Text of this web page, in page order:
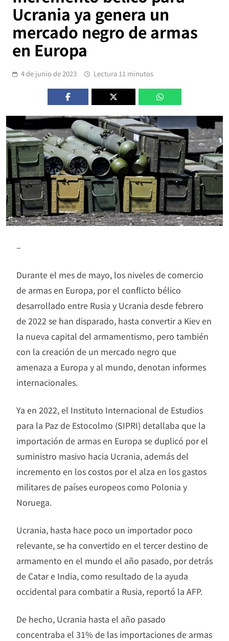
Ucrania ya genera un
mercado negro de armas
en Europa
4 de junio de 2023 Lectura 11 minutos
–
Durante el mes de mayo, los niveles de comercio
de armas en Europa, por el conflicto bélico
desarrollado entre Rusia y Ucrania desde febrero
de 2022 se han disparado, hasta convertir a Kiev en
la nueva capital del armamentismo, pero también
con la creación de un mercado negro que
amenaza a Europa y al mundo, denotan informes
internacionales.
Ya en 2022, el Instituto Internacional de Estudios
para la Paz de Estocolmo (SIPRI) detallaba que la
importación de armas en Europa se duplicó por el
suministro masivo hacia Ucrania, además del
incremento en los costos por el alza en los gastos
militares de países europeos como Polonia y
Noruega.
Ucrania, hasta hace poco un importador poco
relevante, se ha convertido en el tercer destino de
armamento en el mundo el año pasado, por detrás
de Catar e India, como resultado de la ayuda
occidental para combatir a Rusia, reportó la AFP.
De hecho, Ucrania hasta el año pasado
concentraba el 31% de las importaciones de armas